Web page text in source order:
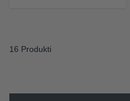
16 Produkti